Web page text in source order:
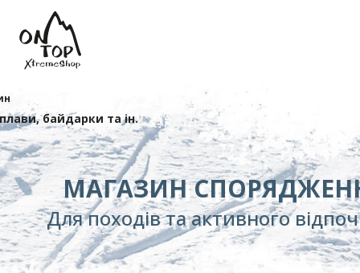
байдарки та ін.
МАГАЗИН
Для походів та активного